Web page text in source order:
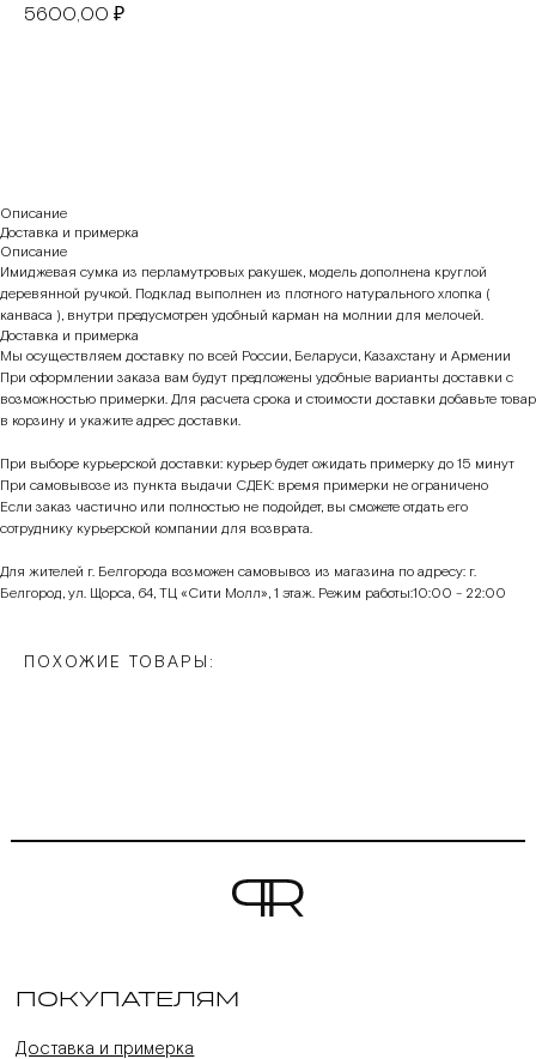
5600,00 ₽
Описание
Доставка и примерка
Описание
Имиджевая сумка из перламутровых ракушек, модель дополнена круглой
деревянной ручкой. Подклад выполнен из плотного натурального хлопка (
канваса ), внутри предусмотрен удобный карман на молнии для мелочей.
Доставка и примерка
Мы осуществляем доставку по всей России, Беларуси, Казахстану и Армении
При оформлении заказа вам будут предложены удобные варианты доставки с
возможностью примерки. Для расчета срока и стоимости доставки добавьте товар
в корзину и укажите адрес доставки.
При выборе курьерской доставки: курьер будет ожидать примерку до 15 минут
При самовывозе из пункта выдачи СДЕК: время примерки не ограничено
Если заказ частично или полностью не подойдет, вы сможете отдать его
сотруднику курьерской компании для возврата.
Для жителей г. Белгорода возможен самовывоз из магазина по адресу: г.
Белгород, ул. Щорса, 64, ТЦ «Сити Молл», 1 этаж. Режим работы:10:00 - 22:00
ПОХОЖИЕ ТОВАРЫ:
ПОКУПАТЕЛЯМ
Доставка и примерка